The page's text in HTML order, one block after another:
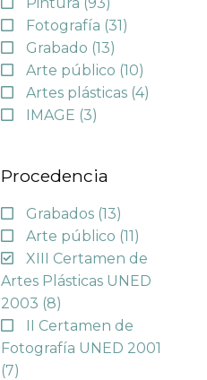
Pintura (93)
Fotografía (31)
Grabado (13)
Arte público (10)
Artes plásticas (4)
IMAGE (3)
Procedencia
Grabados (13)
Arte público (11)
XIII Certamen de
Artes Plásticas UNED
2003 (8)
II Certamen de
Fotografía UNED 2001
(7)